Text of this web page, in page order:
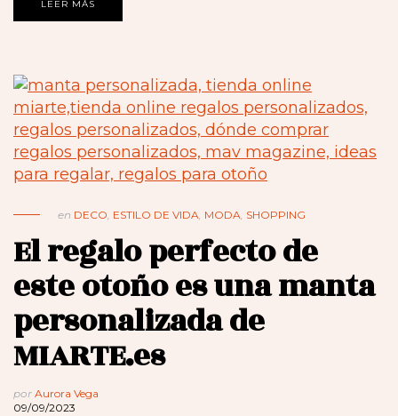
LEER MÁS
en DECO, ESTILO DE VIDA, MODA, SHOPPING
El regalo perfecto de
este otoño es una manta
personalizada de
MIARTE.es
por Aurora Vega
09/09/2023